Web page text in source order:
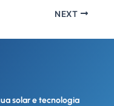
NEXT
solar e tecnologia